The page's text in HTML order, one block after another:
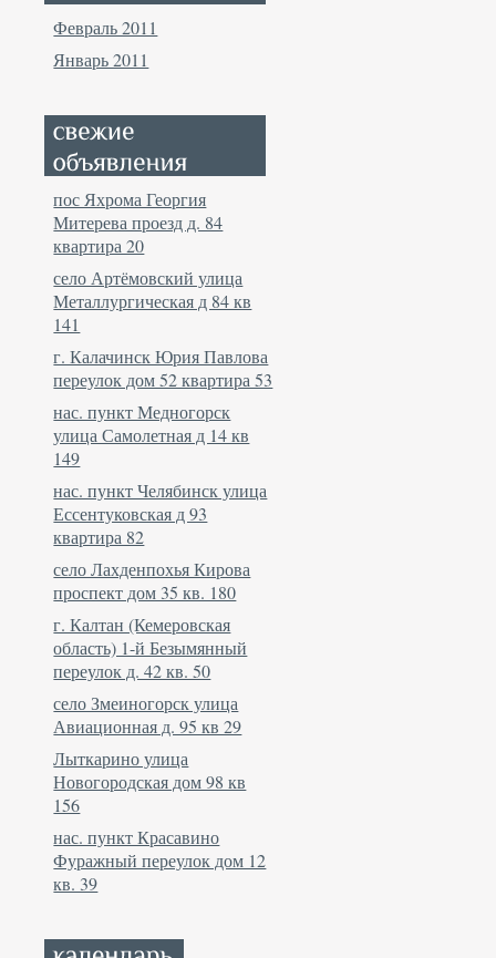
Февраль 2011
Январь 2011
пос Яхрома Георгия
Митерева проезд д. 84
квартира 20
село Артёмовский улица
Металлургическая д 84 кв
141
г. Калачинск Юрия Павлова
переулок дом 52 квартира 53
нас. пункт Медногорск
улица Самолетная д 14 кв
149
нас. пункт Челябинск улица
Ессентуковская д 93
квартира 82
село Лахденпохья Кирова
проспект дом 35 кв. 180
г. Калтан (Кемеровская
область) 1-й Безымянный
переулок д. 42 кв. 50
село Змеиногорск улица
Авиационная д. 95 кв 29
Лыткарино улица
Новогородская дом 98 кв
156
нас. пункт Красавино
Фуражный переулок дом 12
кв. 39